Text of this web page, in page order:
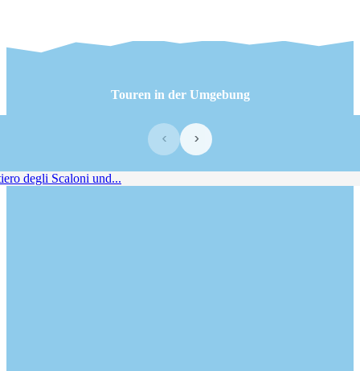
Touren in der Umgebung
‹ ›